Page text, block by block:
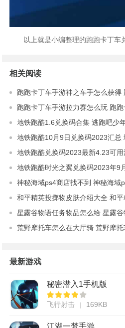
以上就是小编整理的跑跑卡丁车兑
相关阅读
跑跑卡丁车手游神之车手怎么获
跑跑卡丁车手游拉力赛怎么玩 跑
地铁跑酷1.6兑换码合集 逃跑吧少
地铁跑酷10月9日兑换码2023汇
地铁跑酷兑换码2023最新4.23可
地铁跑酷时光之翼兑换码2023年9
神秘海域ps4商店找不到 神秘海域
和平精英投掷物皮肤介绍大全 和
星露谷物语任务物品怎么给 星露
荒野摩托车怎么在大厅骑 荒野摩
最新游戏
秘密潜入1手机版
飞行射击 169KB
江湖一梦手游